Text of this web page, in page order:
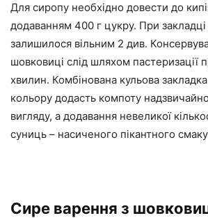
Для сиропу необхідно довести до
додаванням 400 г цукру. При
залишилося вільним 2 див.
шовковиці слід шляхом пастеризації
хвилин. Комбінована кульова закладка
кольору додасть компоту
вигляду, а додавання невеликої
суниць – насиченого пікантного
Сире варення з